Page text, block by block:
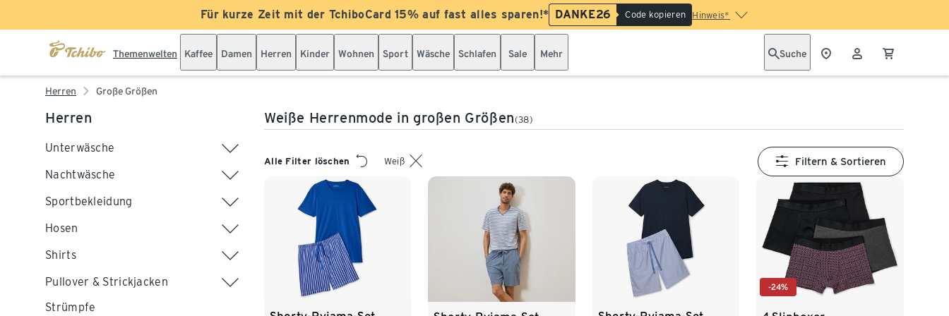
Für kurze Zeit mit der TchiboCard 15% auf fast alles sparen!* DANKE26 Code kopieren Hinweis*
Themenwelten Kaffee Damen Herren Kinder Wohnen Sport Wäsche Schlafen Sale Mehr Suche
Herren Große Größen
Herren
Unterwäsche
Nachtwäsche
Sportbekleidung
Hosen
Shirts
Pullover & Strickjacken
Strümpfe
Weiße Herrenmode in großen Größen(38)
Alle Filter löschen Weiß Filtern & Sortieren
-24%